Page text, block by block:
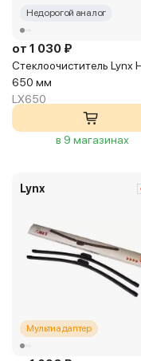
Недорогой аналог
от 1 030 ₽
Стеклоочиститель Lynx
650 мм
LX650
в 9 магазинах
Lynx
Мультиадаптер